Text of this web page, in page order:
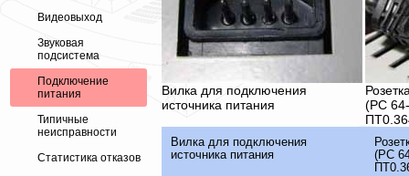
Видеовыход
Звуковая
подсистема
Подключение
питания
Типичные
неисправности
Статистика отказов
Вилка для подключения
источника питания
(РС
Вилка для подключения
источника питания
(РС